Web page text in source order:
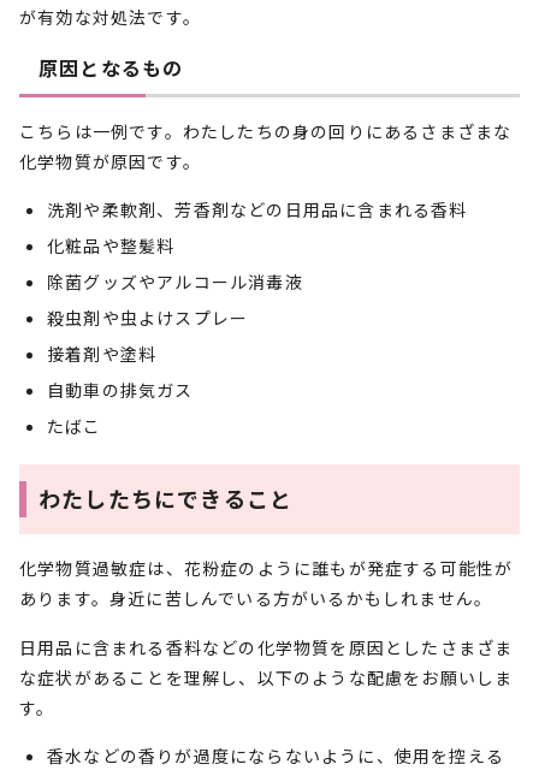
が有効な対処法です。
原因となるもの
こちらは一例です。わたしたちの身の回りにあるさまざまな
化学物質が原因です。
洗剤や柔軟剤、芳香剤などの日用品に含まれる香料
化粧品や整髪料
除菌グッズやアルコール消毒液
殺虫剤や虫よけスプレー
接着剤や塗料
自動車の排気ガス
たばこ
わたしたちにできること
化学物質過敏症は、花粉症のように誰もが発症する可能性が
あります。身近に苦しんでいる方がいるかもしれません。
日用品に含まれる香料などの化学物質を原因としたさまざま
な症状があることを理解し、以下のような配慮をお願いしま
す。
香水などの香りが過度にならないように、使用を控える